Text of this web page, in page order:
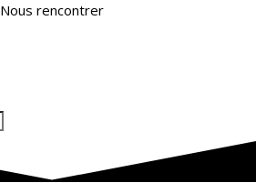
Nous rencontrer